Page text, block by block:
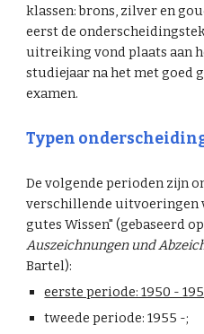
klassen: brons, zilver en
eerst de
uitreiking vond plaats aan
studiejaar na het met goed
examen.
Typen
De volgende perioden zijn
verschillende uitvoeringen
gutes Wissen" (gebaseerd
Auszeichnungen und
Bartel):
eerste periode: 1950 -
tweede periode: 1955 -;